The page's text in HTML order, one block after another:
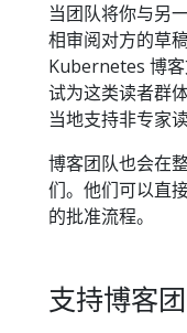
当团队将你与另
相审阅对方的草
Kubernetes 博
试为这类读者群
当地支持非专家读
博客团队也会在
们。他们可以直
的批准流程。
支持博客